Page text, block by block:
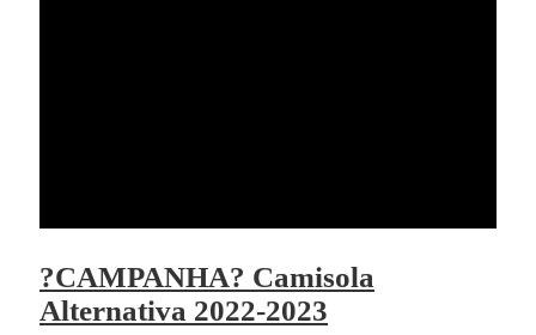
?CAMPANHA? Camisola
Alternativa 2022-2023